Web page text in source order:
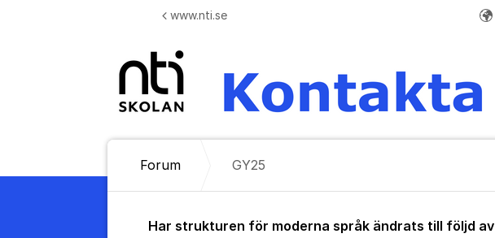
www.nti.se
Forum GY25
Har strukturen för moderna språk ändrats till följd av